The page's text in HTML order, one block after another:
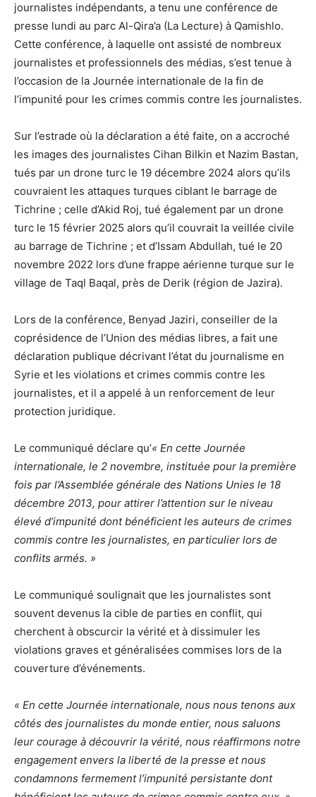
journalistes indépendants, a tenu une conférence de
presse lundi au parc Al-Qira’a (La Lecture) à Qamishlo.
Cette conférence, à laquelle ont assisté de nombreux
journalistes et professionnels des médias, s’est tenue à
l’occasion de la Journée internationale de la fin de
l’impunité pour les crimes commis contre les journalistes.
Sur l’estrade où la déclaration a été faite, on a accroché
les images des journalistes Cihan Bilkin et Nazim Bastan,
tués par un drone turc le 19 décembre 2024 alors qu’ils
couvraient les attaques turques ciblant le barrage de
Tichrine ; celle d’Akid Roj, tué également par un drone
turc le 15 février 2025 alors qu’il couvrait la veillée civile
au barrage de Tichrine ; et d’Issam Abdullah, tué le 20
novembre 2022 lors d’une frappe aérienne turque sur le
village de Taql Baqal, près de Derik (région de Jazira).
Lors de la conférence, Benyad Jaziri, conseiller de la
coprésidence de l’Union des médias libres, a fait une
déclaration publique décrivant l’état du journalisme en
Syrie et les violations et crimes commis contre les
journalistes, et il a appelé à un renforcement de leur
protection juridique.
Le communiqué déclare qu’« En cette Journée
internationale, le 2 novembre, instituée pour la première
fois par l’Assemblée générale des Nations Unies le 18
décembre 2013, pour attirer l’attention sur le niveau
élevé d’impunité dont bénéficient les auteurs de crimes
commis contre les journalistes, en particulier lors de
conflits armés. »
Le communiqué soulignait que les journalistes sont
souvent devenus la cible de parties en conflit, qui
cherchent à obscurcir la vérité et à dissimuler les
violations graves et généralisées commises lors de la
couverture d’événements.
« En cette Journée internationale, nous nous tenons aux
côtés des journalistes du monde entier, nous saluons
leur courage à découvrir la vérité, nous réaffirmons notre
engagement envers la liberté de la presse et nous
condamnons fermement l’impunité persistante dont